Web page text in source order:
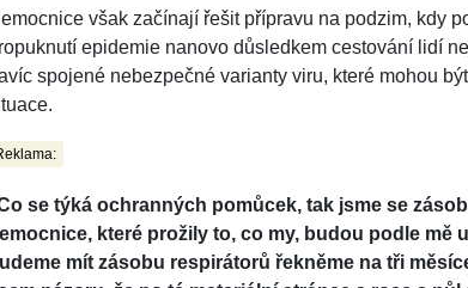
však začínají řešit přípravu na podzim, kdy
epidemie nanovo důsledkem cestování lidí
spojené nebezpečné varianty viru, které mohou
se týká ochranných pomůcek, tak jsme se
které prožily to, co my, budou podle mě
mít zásobu respirátorů řekněme na tři